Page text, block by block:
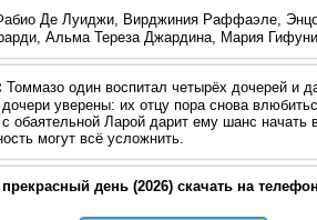
Де Луиджи, Вирджиния Раффаэле, Энцо
Альма Тереза ​​Джардина, Мария
Томмазо один воспитал четырёх дочерей и
уверены: их отцу пора снова
обаятельной Ларой дарит ему шанс начать
могут всё усложнить.
день (2026) скачать на